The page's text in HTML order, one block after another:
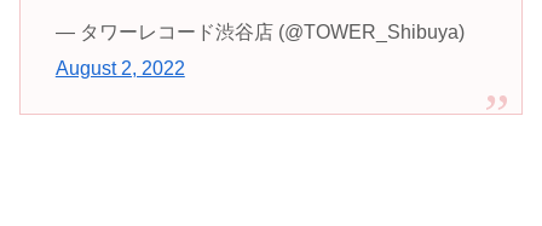
— タワーレコード渋谷店 (@TOWER_Shibuya)
August 2, 2022